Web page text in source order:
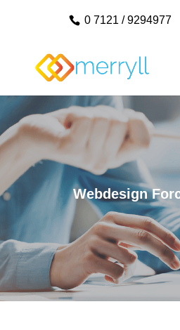
0 7121 / 9294977
Webdesign